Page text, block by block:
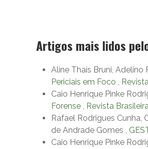
Artigos mais lidos
Aline Thaís Bruni, Adelino
Periciais em Foco ,
Caio Henrique Pinke
Forense , Revista
Rafael Rodrigues Cunha,
de Andrade Gomes ,
Caio Henrique Pinke